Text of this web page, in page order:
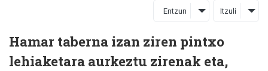
Entzun Itzuli
Hamar taberna izan ziren pintxo
lehiaketara aurkeztu zirenak eta,